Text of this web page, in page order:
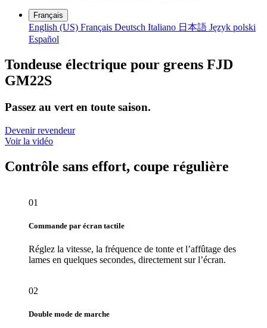
Français
English (US) Français Deutsch Italiano 日本語 Język polski
Español
Tondeuse électrique pour greens FJD
GM22S
Passez au vert en toute saison.
Devenir revendeur
Voir la vidéo
Contrôle sans effort, coupe régulière
01
Commande par écran tactile
Réglez la vitesse, la fréquence de tonte et l’affûtage des
lames en quelques secondes, directement sur l’écran.
02
Double mode de marche